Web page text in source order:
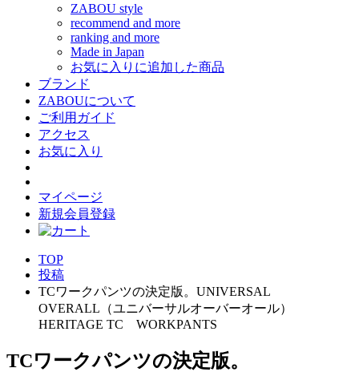
ZABOU style
recommend and more
ranking and more
Made in Japan
お気に入りに追加した商品
ブランド
ZABOUについて
ご利用ガイド
アクセス
お気に入り
マイページ
新規会員登録
TOP
投稿
TCワークパンツの決定版。UNIVERSAL
OVERALL（ユニバーサルオーバーオール）
HERITAGE TC WORKPANTS
TCワークパンツの決定版。